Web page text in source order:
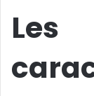
Les